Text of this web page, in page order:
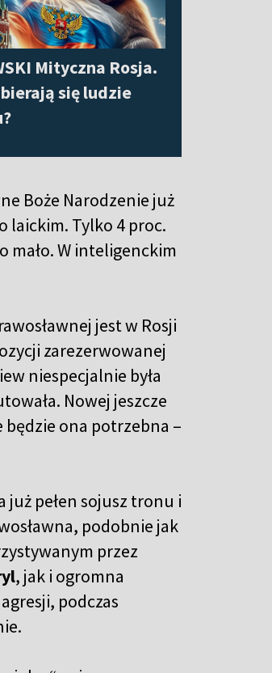
Mityczna Rosja.
się ludzie
Boże Narodzenie już
laickim. Tylko 4 proc.
mało. W inteligenckim
jest w Rosji
zarezerwowanej
niespecjalnie była
Nowej jeszcze
będzie ona potrzebna –
już pełen sojusz tronu i
podobnie jak
przez
, jak i ogromna
podczas